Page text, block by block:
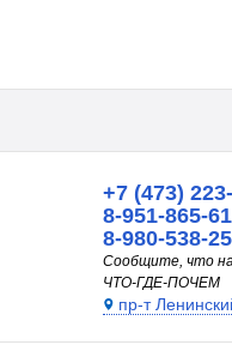
+7 (473)
8-951-865-
8-980-538-
Сообщите, что
ЧТО-ГДЕ-ПОЧЕМ
пр-т